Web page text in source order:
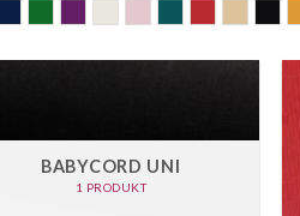
BABYCORD UNI
1 PRODUKT